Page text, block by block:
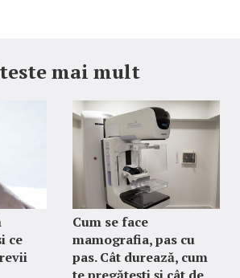
mai mult
ce
Cum se face
mamografia, pas cu
pas. Cât durează, cum